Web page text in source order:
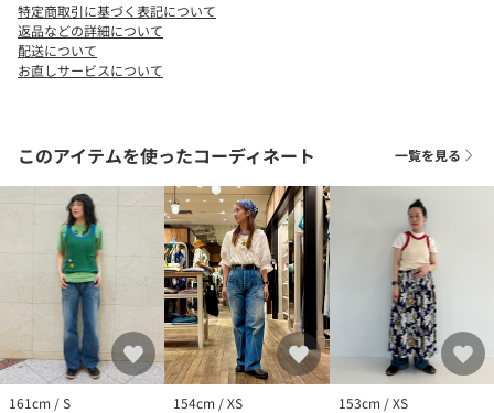
※アイテムサイズは商品サンプルを採寸しているため、実際の商
品と多少の誤差が生じる場合がございます。
※画像の商品はサンプルのため、実際の商品と「仕様」「色合
BUZZ RICKSON'S／バズリクソンズ
フライトジャケットの歴史と誇りを追求する1993年に誕生した
「BUZZ RICKSON'S」。当時の軍用規格（MIL SPEC）に基づき、
糸や素材、パーツからフォルムに至るまで徹底的にこだわり抜い
ています。一着一着にクラフツマンシップを込め、ヴィンテージ
の魅力を忠実に再現した「本物」を追求しています。
特定商取引に基づく表記について
返品などの詳細について
配送について
お直しサービスについて
このアイテムを使ったコーディネート 一覧を見る
161cm / S 154cm / XS 153cm / XS